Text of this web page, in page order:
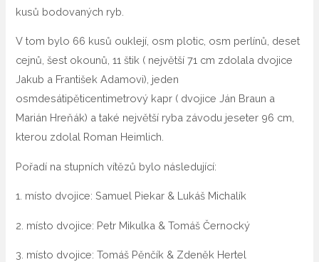
kusů bodovaných ryb.
V tom bylo 66 kusů ouklejí, osm plotic, osm perlínů, deset
cejnů, šest okounů, 11 štik ( největší 71 cm zdolala dvojice
Jakub a František Adamovi), jeden
osmdesátipěticentimetrový kapr ( dvojice Ján Braun a
Marián Hreňák) a také největší ryba závodu jeseter 96 cm,
kterou zdolal Roman Heimlich.
Pořadí na stupních vítězů bylo následující:
1. místo dvojice: Samuel Piekar & Lukáš Michalík
2. místo dvojice: Petr Mikulka & Tomáš Černocký
3. místo dvojice: Tomáš Pěnčík & Zdeněk Hertel